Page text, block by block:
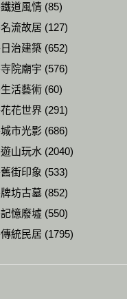
鐵道風情 (85)
名流故居 (127)
日治建築 (652)
寺院廟宇 (576)
生活藝術 (60)
花花世界 (291)
城市光影 (686)
遊山玩水 (2040)
舊街印象 (533)
牌坊古墓 (852)
記憶廢墟 (550)
傳統民居 (1795)